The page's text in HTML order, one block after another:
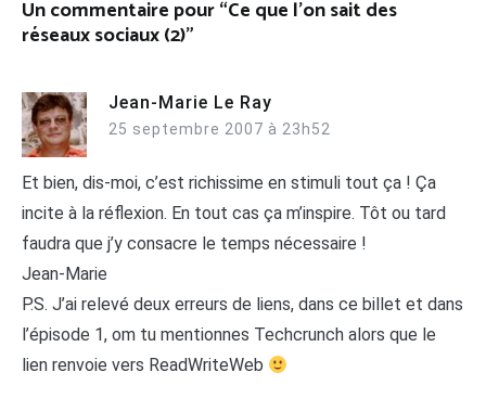
Un commentaire pour “Ce que l’on sait des
réseaux sociaux (2)”
Jean-Marie Le Ray
25 septembre 2007 à 23h52
Et bien, dis-moi, c’est richissime en stimuli tout ça ! Ça
incite à la réflexion. En tout cas ça m’inspire. Tôt ou tard
faudra que j’y consacre le temps nécessaire !
Jean-Marie
P.S. J’ai relevé deux erreurs de liens, dans ce billet et dans
l’épisode 1, om tu mentionnes Techcrunch alors que le
lien renvoie vers ReadWriteWeb